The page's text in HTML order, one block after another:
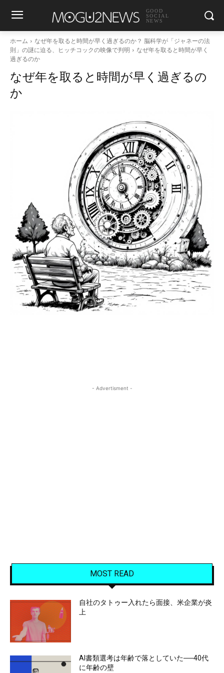
GOOD
SOCIAL
NEWS
ホーム
なぜ年を取ると時間が早く過ぎるのか？ 脳科学が「ジャネーの法
則」の謎に迫る、ヒッチコックの映像で判明
なぜ年を取ると時間が早く
過ぎるのか
なぜ年を取ると時間が早く過ぎるの
か
- Advertisment -
MOST READ
自社のタトゥー入れたら面接、米企業が炎
上
AI書類選考は年齢で落としていた──40代
に年齢の壁